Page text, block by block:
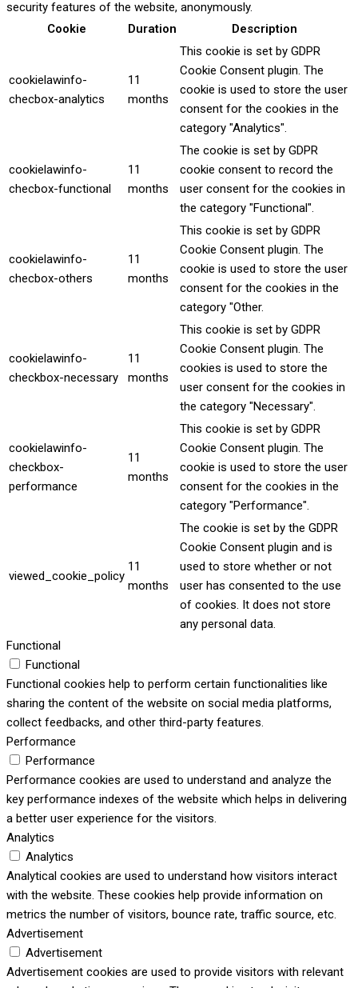
security features of the website, anonymously.
Cookie
Duration Description
cookielawinfo-
checbox-analytics
11
months
This cookie is set by GDPR
Cookie Consent plugin. The
cookie is used to store the user
consent for the cookies in the
category "Analytics".
cookielawinfo-
checbox-functional
11
months
The cookie is set by GDPR
cookie consent to record the
user consent for the cookies in
the category "Functional".
cookielawinfo-
checbox-others
11
months
This cookie is set by GDPR
Cookie Consent plugin. The
cookie is used to store the user
consent for the cookies in the
category "Other.
cookielawinfo-
checkbox-necessary
11
months
This cookie is set by GDPR
Cookie Consent plugin. The
cookies is used to store the
user consent for the cookies in
the category "Necessary".
cookielawinfo-
checkbox-
performance
11
months
This cookie is set by GDPR
Cookie Consent plugin. The
cookie is used to store the user
consent for the cookies in the
category "Performance".
viewed_cookie_policy
11
months
The cookie is set by the GDPR
Cookie Consent plugin and is
used to store whether or not
user has consented to the use
of cookies. It does not store
any personal data.
Functional
Functional
Functional cookies help to perform certain functionalities like
sharing the content of the website on social media platforms,
collect feedbacks, and other third-party features.
Performance
Performance
Performance cookies are used to understand and analyze the
key performance indexes of the website which helps in delivering
a better user experience for the visitors.
Analytics
Analytics
Analytical cookies are used to understand how visitors interact
with the website. These cookies help provide information on
metrics the number of visitors, bounce rate, traffic source, etc.
Advertisement
Advertisement
Advertisement cookies are used to provide visitors with relevant